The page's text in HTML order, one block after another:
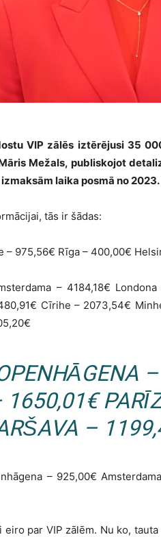
VIP zālēs iztērējusi 35
Mežals, publiskojot
laika posmā no
tās ir šādas:
– 975,56€ Rīga – 400,00€
– 4184,18€
Cīrihe – 2073,54€
1650,01€
–
– 925,00€
eiro par VIP zālēm. Nu ko,